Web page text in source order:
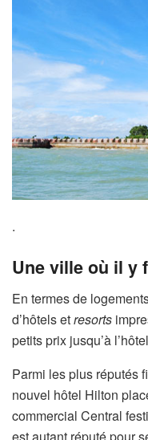
.
Une ville où il y
En termes de
d’hôtels etresorts
petits prix jusqu’à
Parmi les plus réputés
nouvel hôtel Hilton
commercial Central
est autant réputé pour